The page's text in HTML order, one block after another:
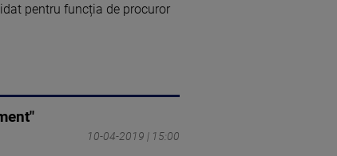
pentru funcția de procuror
10-04-2019 | 15:00